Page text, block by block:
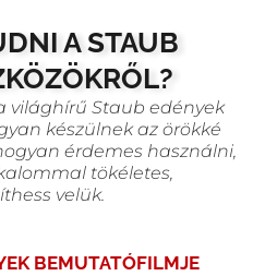
A STAUB
világhírű Staub edények
készülnek az örökké
érdemes használni,
tökéletes,
velük.
BEMUTATÓFILMJE